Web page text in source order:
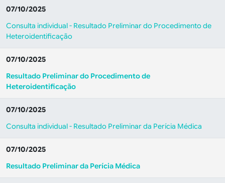
07/10/2025
Consulta individual - Resultado Preliminar do Procedimento de
Heteroidentificação
07/10/2025
Resultado Preliminar do Procedimento de
Heteroidentificação
07/10/2025
Consulta individual - Resultado Preliminar da Perícia Médica
07/10/2025
Resultado Preliminar da Perícia Médica